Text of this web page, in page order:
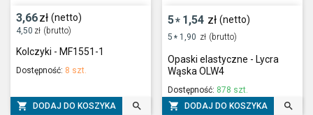
3,66zł (netto)
4,50 zł (brutto)
Kolczyki - MF1551-1
Dostępność: 8 szt.
 DODAJ DO KOSZYKA 
5* 1,54 zł (netto)
5 * 1,90 zł (brutto)
Opaski elastyczne - Lycra
Wąska OLW4
Dostępność: 878 szt.
 DODAJ DO KOSZYKA 